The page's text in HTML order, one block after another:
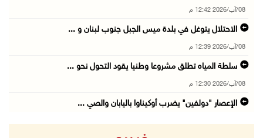
08/آب/2026 12:42 م
الاحتلال يتوغل في بلدة ميس الجبل جنوب لبنان و ...
08/آب/2026 12:39 م
سلطة المياه تطلق مشروعا وطنيا يقود التحول نحو ...
08/آب/2026 12:30 م
الإعصار "دولفين" يضرب أوكيناوا باليابان والصي ...